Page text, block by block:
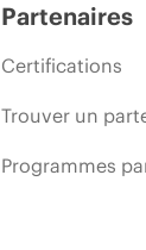
Partenaires
Certifications
Trouver un
Programmes